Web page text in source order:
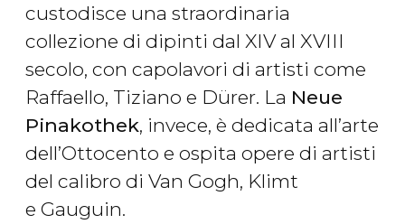
custodisce una straordinaria
collezione di dipinti dal XIV al XVIII
secolo, con capolavori di artisti come
Raffaello, Tiziano e Dürer. La Neue
Pinakothek, invece, è dedicata all’arte
dell’Ottocento e ospita opere di artisti
del calibro di Van Gogh, Klimt
e Gauguin.